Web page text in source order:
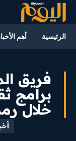
الرئيسية أهم
فريق
برامج
خلال